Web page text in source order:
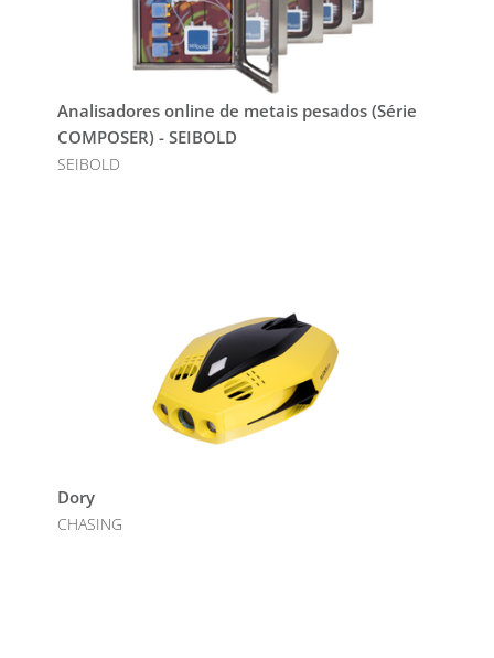
Analisadores online de metais pesados (Série
COMPOSER) - SEIBOLD
SEIBOLD
Dory
CHASING